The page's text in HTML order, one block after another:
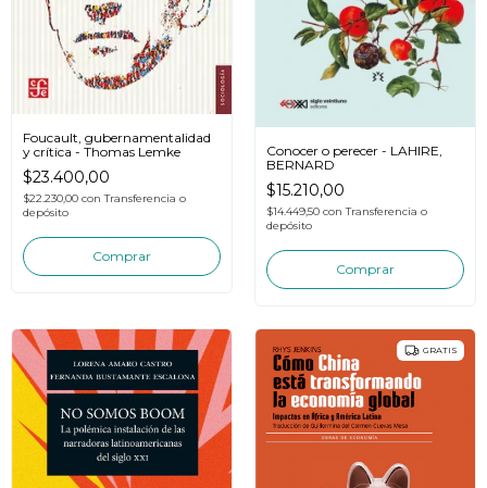
Foucault, gubernamentalidad
y crítica - Thomas Lemke
$23.400,00
$22.230,00 con Transferencia o
depósito
Conocer o perecer - LAHIRE,
BERNARD
$15.210,00
$14.449,50 con Transferencia o
depósito
GRATIS